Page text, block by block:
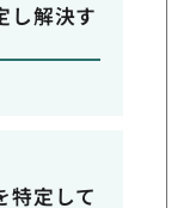
し解決す
特定して